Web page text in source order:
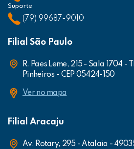
Suporte
(79) 99687-9010
Filial São Paulo
R. Paes Leme, 215 - Sala 1704 -
Pinheiros - CEP 05424-150
Ver no mapa
Filial Aracaju
Av. Rotary, 295 - Atalaia -